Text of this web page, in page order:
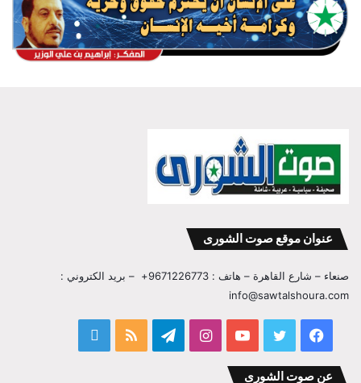
عنوان موقع صوت الشورى
صنعاء – شارع القاهرة – هاتف : 9671226773+ – بريد الكتروني :
info@sawtalshoura.com
فيسبوك تويتر يوتيوب انستقرامتيلقرام ملخص
عن صوت الشورى